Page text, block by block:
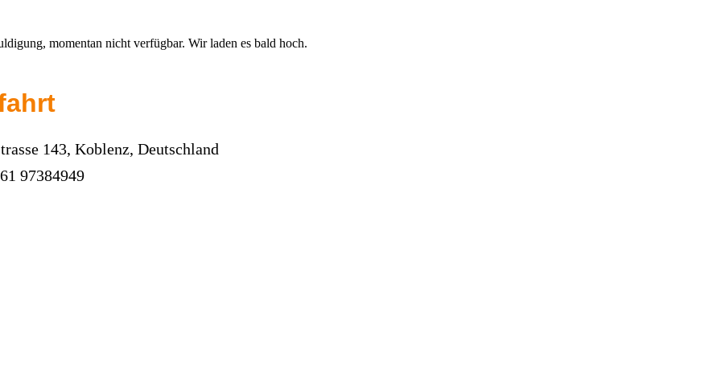
momentan nicht verfügbar. Wir laden es bald hoch.
143, Koblenz, Deutschland
97384949